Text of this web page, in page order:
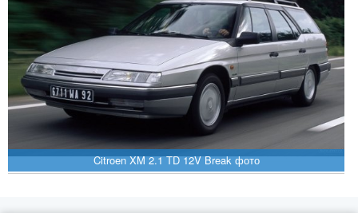
Citroen XM 2.1 TD 12V Break фото